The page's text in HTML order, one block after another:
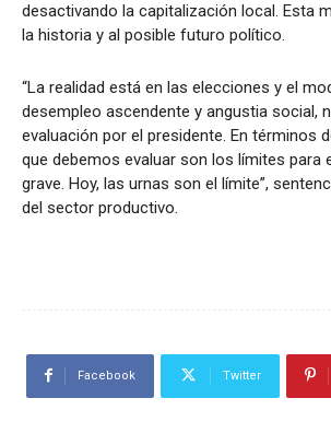
desactivando la capitalización local. Esta
la historia y al posible futuro político.
“La realidad está en las elecciones y el
desempleo ascendente y angustia social,
evaluación por el presidente. En términos
que debemos evaluar son los límites para
grave. Hoy, las urnas son el límite”,
del sector productivo.
Facebook Twitter